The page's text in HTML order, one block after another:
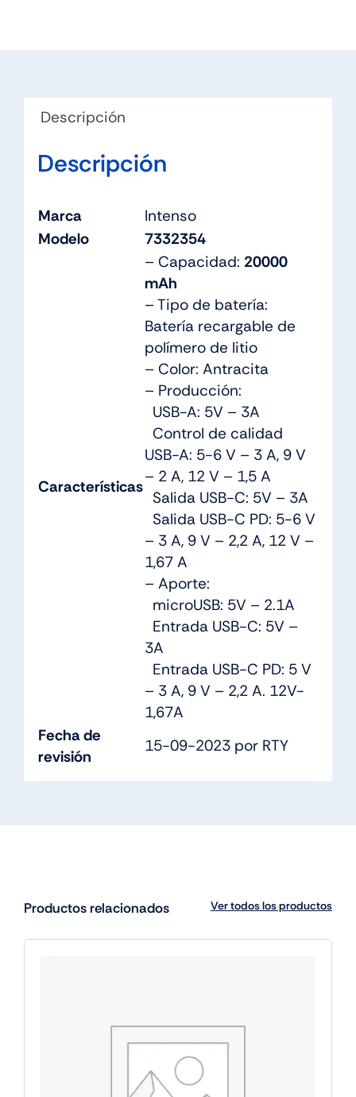
Descripción
Descripción
Marca
Intenso
Modelo
7332354
Características
– Capacidad: 20000
mAh
– Tipo de batería:
Batería recargable de
polímero de litio
– Color: Antracita
– Producción:
USB-A: 5V – 3A
Control de calidad
USB-A: 5-6 V – 3 A, 9 V
– 2 A, 12 V – 1,5 A
Salida USB-C: 5V – 3A
Salida USB-C PD: 5-6 V
– 3 A, 9 V – 2,2 A, 12 V –
1,67 A
– Aporte:
microUSB: 5V – 2.1A
Entrada USB-C: 5V –
3A
Entrada USB-C PD: 5 V
– 3 A, 9 V – 2,2 A. 12V-
1,67A
Fecha de
revisión
15-09-2023 por RTY
Productos relacionados Ver todos los productos